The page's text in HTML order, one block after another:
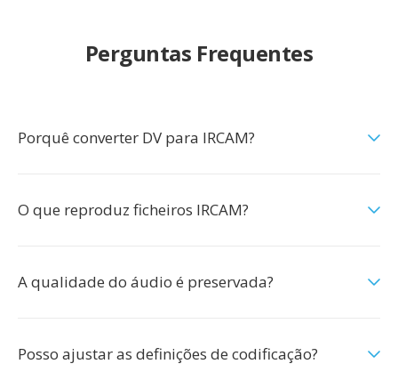
Perguntas Frequentes
Porquê converter DV para IRCAM?
O que reproduz ficheiros IRCAM?
A qualidade do áudio é preservada?
Posso ajustar as definições de codificação?